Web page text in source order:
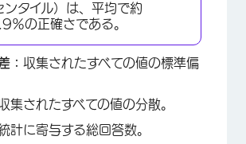
×
ンタイル）は、平均で約
％の正確さである。
： 収集されたすべての値の標準偏
集されたすべての値の分散。
計に寄与する総回答数。